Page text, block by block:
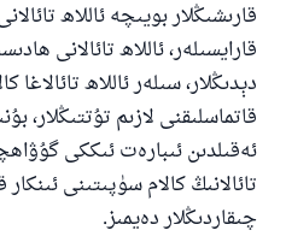
قارىشىڭلار بويىچە ئاللاھ
قارايسىلەر، ئاللاھ تائالانى
دېدىڭلار، سىلەر ئاللاھ
قاتماسلىقنى لازىم تۇتتىڭلار،
ئەقىلدىن ئىبارەت ئىككى
تائالانىڭ كالام سۈپىتىنى ئىنكار
چىقاردىڭلار دەيمىز.